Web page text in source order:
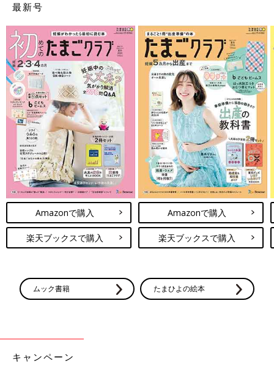
最新号
Amazonで購入
楽天ブックスで購入
Amazonで購入
楽天ブックスで購入
ムック書籍 たまひよの絵本
キャンペーン